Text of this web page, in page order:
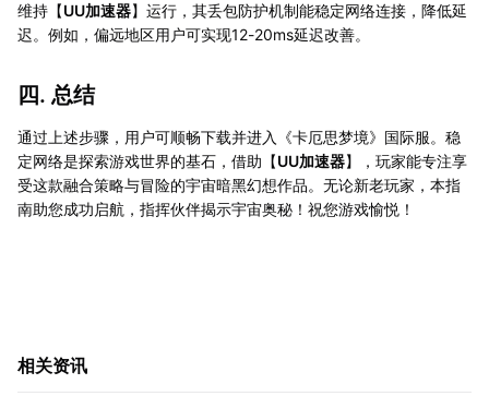
维持【UU加速器】运行，其丢包防护机制能稳定网络连接，降低延
迟。例如，偏远地区用户可实现12-20ms延迟改善。
四. 总结
通过上述步骤，用户可顺畅下载并进入《卡厄思梦境》国际服。稳
定网络是探索游戏世界的基石，借助【UU加速器】，玩家能专注享
受这款融合策略与冒险的宇宙暗黑幻想作品。无论新老玩家，本指
南助您成功启航，指挥伙伴揭示宇宙奥秘！祝您游戏愉悦！
相关资讯